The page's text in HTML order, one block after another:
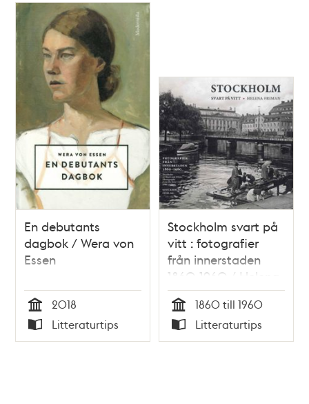
En debutants
dagbok / Wera von
Essen
Tid
2018
Typ
Litteraturtips
Stockholm svart på
vitt : fotografier
från innerstaden
1860-1960 / Helena
Friman
Tid
1860 till 1960
Typ
Litteraturtips